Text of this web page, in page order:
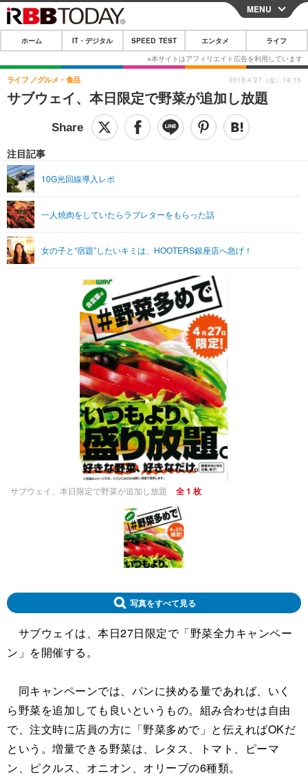
CLOSE
ホーム
IT・デジタル
IT・デジタルTOP スマートフォン
ネタ ガジェット・ツール
SPEED TEST
エンタメ
音楽 スポーツ
ライフ
ペット ショッピング
その他
リリース一覧
プッシュ通知の停止方法
MENU
ホーム IT・デジタル SPEED TEST エンタメ ライフ
サブウェイ、本日限定で野菜が追加し放題
ライフ グルメ・食品
注目記事
10G光回線導入レポ
一人焼肉をしていたらラブレターをもらった話
女の子と“宿題”したいキミは、HOOTERS銀座店へ急げ！
2018.4.27（金）14:15
サブウェイ、本日限定で野菜が追加し放題 全 1 枚
写真をすべて見る
サブウェイは、本日27日限定で「野菜全力キャンペー
ン」を開催する。
同キャンペーンでは、パンに挟める量であれば、いく
ら野菜を追加しても良いというもの。組み合わせは自由
で、注文時に店員の方に「野菜多めで」と伝えればOKだ
という。増量できる野菜は、レタス、トマト、ピーマ
ン、ピクルス、オニオン、オリーブの6種類。